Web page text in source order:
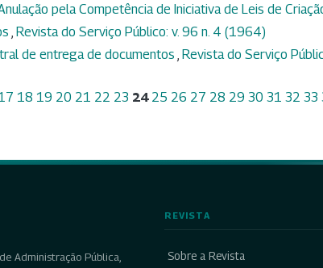
pela Competência de Iniciativa de Leis de
Revista do Serviço Público: v. 96 n. 4 (1964)
de entrega de documentos Revista do Serviço
18 19 20 21 22 23 24 25 26 27 28 29 30 31 32 33
Administração Pública,
REVISTA
Sobre a Revista